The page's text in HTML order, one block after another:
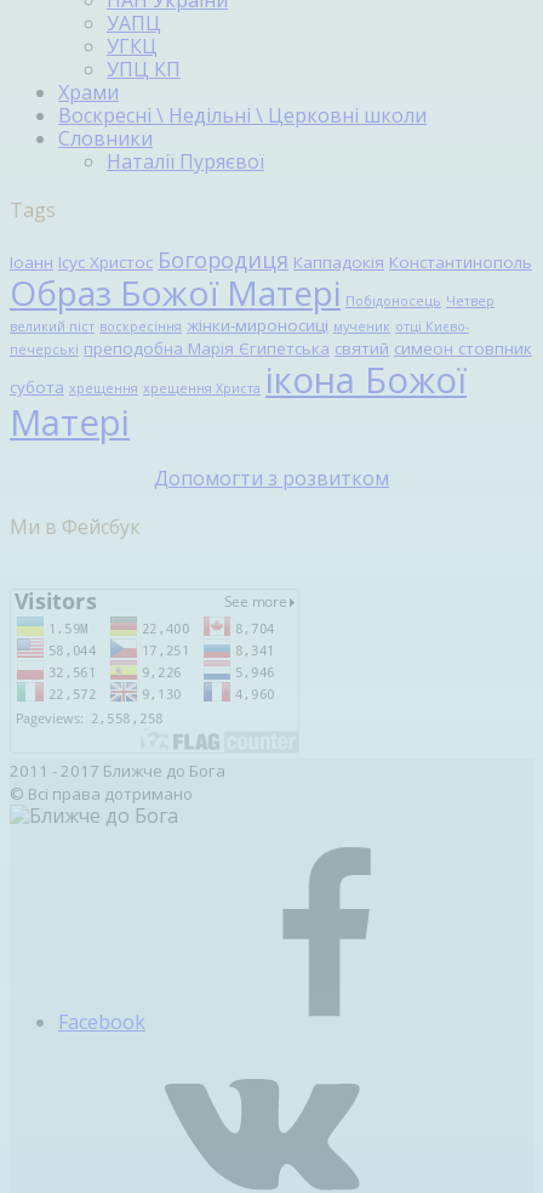
УАПЦ
УГКЦ
УПЦ КП
Храми
Воскресні \ Недільні \ Церковні школи
Словники
Наталії Пуряєвої
Tags
Іоанн Ісус Христос Богородиця Каппадокія Константинополь
Образ Божої Матері Побідоносець Четвер
великий піст воскресіння жінки-мироносиці мученик отці Києво-
печерські преподобна Марія Єгипетська святий симеон стовпник
субота хрещення хрещення Христа ікона Божої
Матері
Допомогти з розвитком
Ми в Фейсбук
2011 - 2017 Ближче до Бога
© Всі права дотримано
Facebook